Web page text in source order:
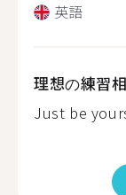
英語
理想の練習
Just be